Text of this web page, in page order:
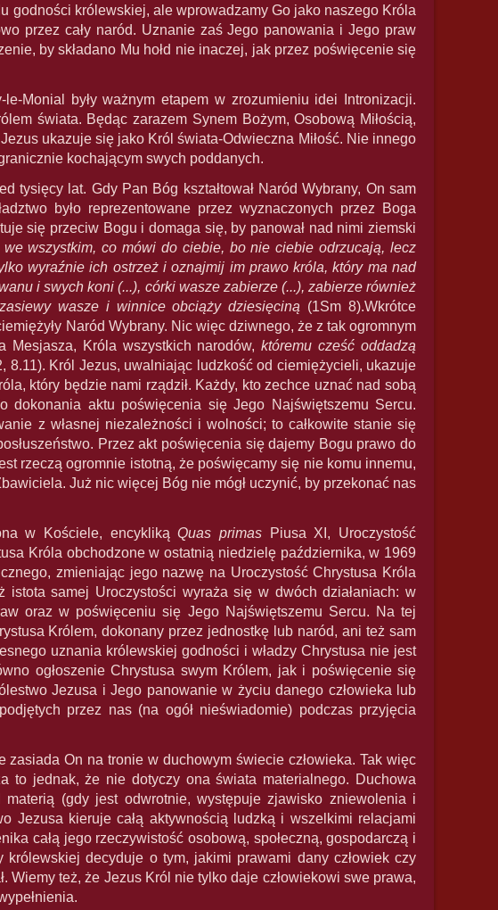
godności królewskiej, ale wprowadzamy Go jako naszego Króla
przez cały naród. Uznanie zaś Jego panowania i Jego praw
by składano Mu hołd nie inaczej, jak przez poświęcenie się
Monial były ważnym etapem w zrozumieniu idei Intronizacji.
świata. Będąc zarazem Synem Bożym, Osobową Miłością,
ukazuje się jako Król świata-Odwieczna Miłość. Nie innego
kochającym swych poddanych.
tysięcy lat. Gdy Pan Bóg kształtował Naród Wybrany, On sam
było reprezentowane przez wyznaczonych przez Boga
się przeciw Bogu i domaga się, by panował nad nimi ziemski
we wszystkim, co mówi do ciebie, bo nie ciebie odrzucają, lecz
wyraźnie ich ostrzeż i oznajmij im prawo króla, który ma nad
i swych koni (...), córki wasze zabierze (...), zabierze również
wasze i winnice obciąży dziesięciną (1Sm 8).Wkrótce
Naród Wybrany. Nic więc dziwnego, że z tak ogromnym
Mesjasza, Króla wszystkich narodów,któremu cześć oddadzą
8.11). Król Jezus, uwalniając ludzkość od ciemiężycieli, ukazuje
który będzie nami rządził. Każdy, kto zechce uznać nad sobą
dokonania aktu poświęcenia się Jego Najświętszemu Sercu.
z własnej niezależności i wolności; to całkowite stanie się
Przez akt poświęcenia się dajemy Bogu prawo do
rzeczą ogromnie istotną, że poświęcamy się nie komu innemu,
Już nic więcej Bóg nie mógł uczynić, by przekonać nas
w Kościele, encyklikąQuas primas Piusa XI, Uroczystość
Króla obchodzone w ostatnią niedzielę października, w 1969
zmieniając jego nazwę na Uroczystość Chrystusa Króla
samej Uroczystości wyraża się w dwóch działaniach: w
oraz w poświęceniu się Jego Najświętszemu Sercu. Na tej
Królem, dokonany przez jednostkę lub naród, ani też sam
uznania królewskiej godności i władzy Chrystusa nie jest
ogłoszenie Chrystusa swym Królem, jak i poświęcenie się
Jezusa i Jego panowanie w życiu danego człowieka lub
przez nas (na ogół nieświadomie) podczas przyjęcia
On na tronie w duchowym świecie człowieka. Tak więc
to jednak, że nie dotyczy ona świata materialnego. Duchowa
(gdy jest odwrotnie, występuje zjawisko zniewolenia i
Jezusa kieruje całą aktywnością ludzką i wszelkimi relacjami
całą jego rzeczywistość osobową, społeczną, gospodarczą i
decyduje o tym, jakimi prawami dany człowiek czy
Wiemy też, że Jezus Król nie tylko daje człowiekowi swe prawa,